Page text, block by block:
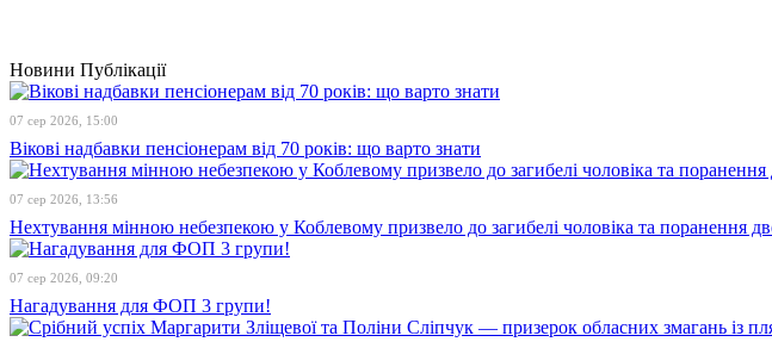
Новини Публікації
07 сер 2026, 15:00
Вікові надбавки пенсіонерам від 70 років: що варто знати
07 сер 2026, 13:56
Нехтування мінною небезпекою у Коблевому призвело до загибелі чоловіка та поранення
07 сер 2026, 09:20
Нагадування для ФОП 3 групи!